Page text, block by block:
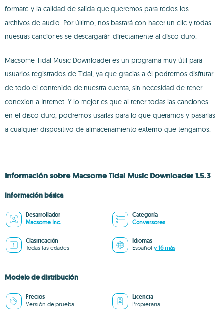
formato y la calidad de salida que queremos para todos los
archivos de audio. Por último, nos bastará con hacer un clic y todas
nuestras canciones se descargarán directamente al disco duro.
Macsome Tidal Music Downloader es un programa muy útil para
usuarios registrados de Tidal, ya que gracias a él podremos disfrutar
de todo el contenido de nuestra cuenta, sin necesidad de tener
conexión a Internet. Y lo mejor es que al tener todas las canciones
en el disco duro, podremos usarlas para lo que queramos y pasarlas
a cualquier dispositivo de almacenamiento externo que tengamos.
Información sobre Macsome Tidal Music Downloader 1.5.3
Información básica
Desarrollador
Macsome Inc.
Categoría
Conversores
Clasificación
Todas las edades
Idiomas
Español y 16 más
Modelo de distribución
Precios
Versión de prueba
Licencia
Propietaria